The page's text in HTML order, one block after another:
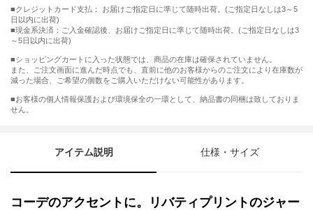
■クレジットカード支払： お届けご指定日に準じて随時出荷。(ご指定日なしは3～5
日以内に出荷)
■現金系決済：ご入金確認後、お届けご指定日に準じて随時出荷。(ご指定日なしは3
～5日以内に出荷)
■ショッピングカートに入った状態では、商品の在庫は確保されていません。
また、ご注文画面に進んだ時点でも、直前に他のお客様からのご注文により在庫数が
減った場合、ご希望の個数をご購入いただけない可能性があります。
■お客様の個人情報保護および環境保全の一環として、納品書の同梱は致しておりま
せん。
アイテム説明 仕様・サイズ
コーデのアクセントに。リバティプリントのジャー